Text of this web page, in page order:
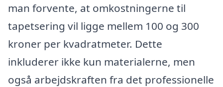
man forvente, at omkostningerne til
tapetsering vil ligge mellem 100 og 300
kroner per kvadratmeter. Dette
inkluderer ikke kun materialerne, men
også arbejdskraften fra det professionelle